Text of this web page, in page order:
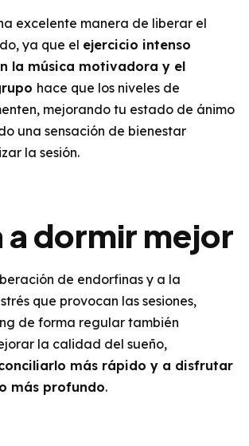
excelente manera de liberar el
ya que el ejercicio intenso
la música motivadora y el
hace que los niveles de
mejorando tu estado de ánimo
una sensación de bienestar
la sesión.
a dormir mejor
de endorfinas y a la
que provocan las sesiones,
de forma regular también
la calidad del sueño,
más rápido y a disfrutar
más profundo.